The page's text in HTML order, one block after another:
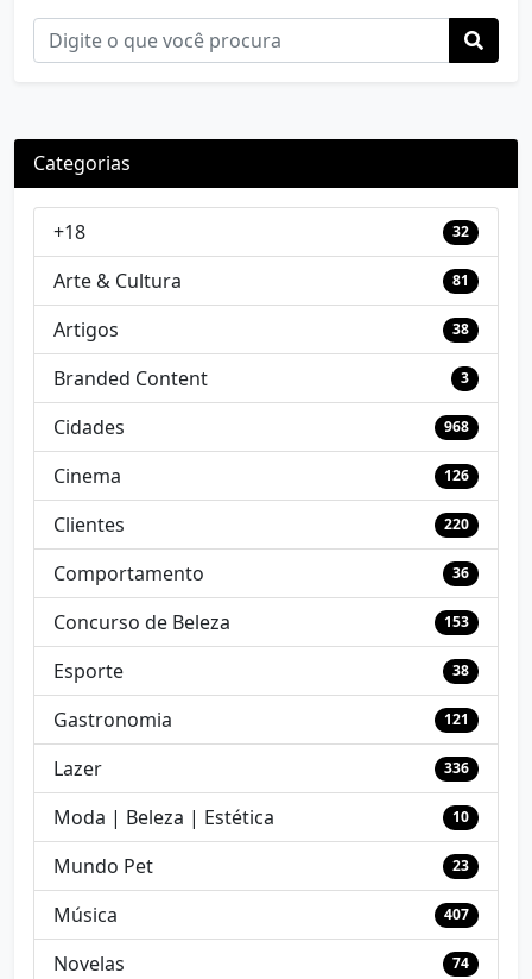
Categorias
+18 32
Arte & Cultura 81
Artigos 38
Branded Content 3
Cidades 968
Cinema 126
Clientes 220
Comportamento 36
Concurso de Beleza 153
Esporte 38
Gastronomia 121
Lazer 336
Moda | Beleza | Estética 10
Mundo Pet 23
Música 407
Novelas 74